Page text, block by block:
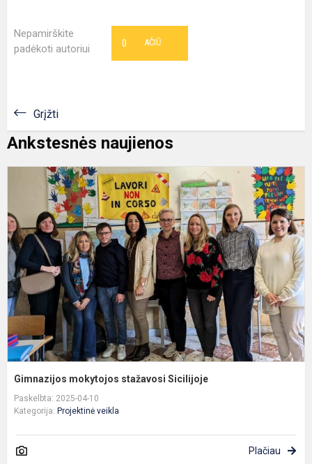
Nepamirškite
padėkoti autoriui
AČIŪ
0
Grįžti
Ankstesnės naujienos
Gimnazijos mokytojos stažavosi Sicilijoje
Paskelbta: 2025-04-10
Kategorija: Projektinė veikla
Plačiau